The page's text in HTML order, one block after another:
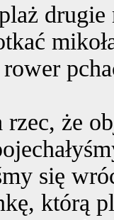
drugie
rzec, że
się
którą